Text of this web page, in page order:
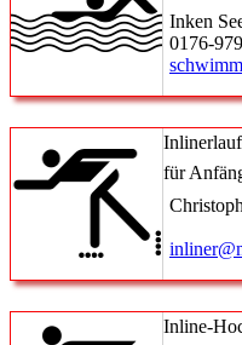
Inken
0176-
für
Inline-